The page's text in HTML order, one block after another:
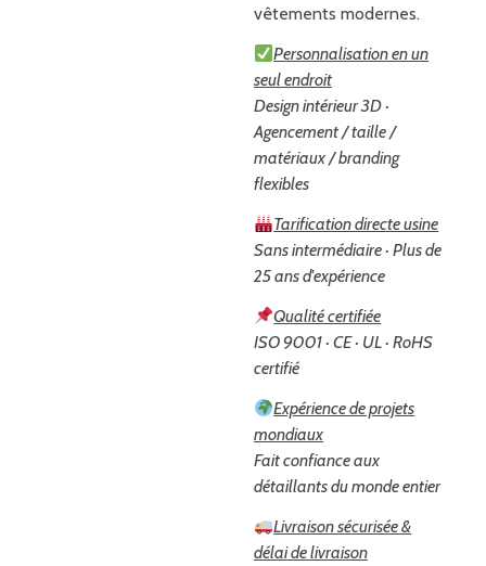
vêtements modernes.
Personnalisation en un
seul endroit
Design intérieur 3D ·
Agencement / taille /
matériaux / branding
flexibles
Tarification directe usine
Sans intermédiaire · Plus de
25 ans d'expérience
Qualité certifiée
ISO 9001 · CE · UL · RoHS
certifié
Expérience de projets
mondiaux
Fait confiance aux
détaillants du monde entier
Livraison sécurisée &
délai de livraison